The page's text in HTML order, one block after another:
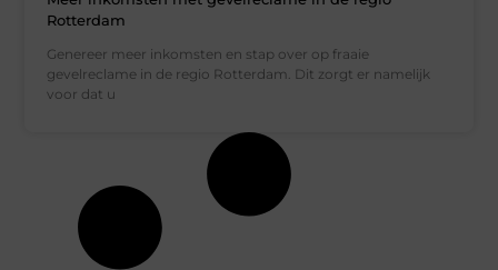
Rotterdam
Genereer meer inkomsten en stap over op fraaie
gevelreclame in de regio Rotterdam. Dit zorgt er namelijk
voor dat u